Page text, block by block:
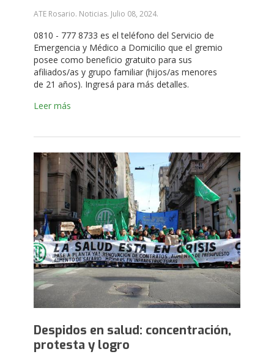
ATE Rosario. Noticias. Julio 08, 2024.
0810 - 777 8733 es el teléfono del Servicio de
Emergencia y Médico a Domicilio que el gremio
posee como beneficio gratuito para sus
afiliados/as y grupo familiar (hijos/as menores
de 21 años). Ingresá para más detalles.
Leer más
Despidos en salud: concentración,
protesta y logro